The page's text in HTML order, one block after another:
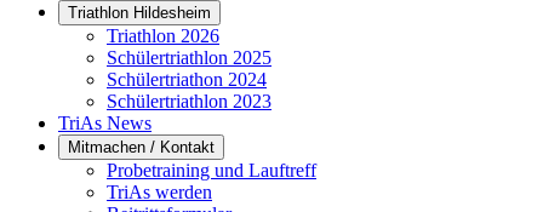
Triathlon Hildesheim
Triathlon 2026
Schülertriathlon 2025
Schülertriathon 2024
Schülertriathlon 2023
TriAs News
Mitmachen / Kontakt
Probetraining und Lauftreff
TriAs werden